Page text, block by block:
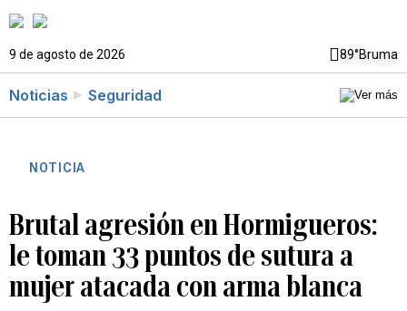
9 de agosto de 2026 89°Bruma
Noticias Seguridad
NOTICIA
Brutal agresión en Hormigueros:
le toman 33 puntos de sutura a
mujer atacada con arma blanca